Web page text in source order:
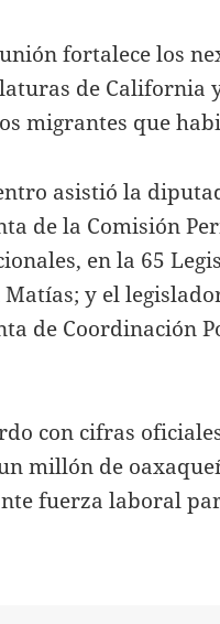
fortalece los
de California
migrantes que
asistió la
de la Comisión
en la 65
y el
de Coordinación
con cifras
millón de
fuerza laboral